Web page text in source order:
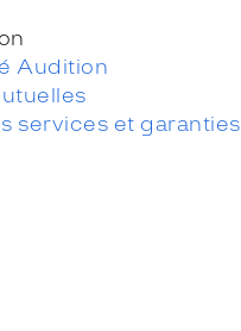
Audition
services et garanties